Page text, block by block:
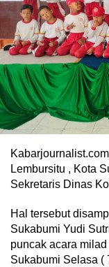
Lembursitu , Kota
Sekretaris Dinas
Hal tersebut
Sukabumi Yudi
puncak acara
Sukabumi Selasa (